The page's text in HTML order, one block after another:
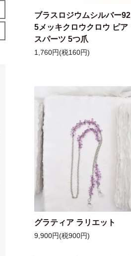
ブラスロジウムシルバー92
5メッキクロウクロウ ピア
スパーツ 5つ爪
1,760円(税160円)
グラティア ラリエット
9,900円(税900円)